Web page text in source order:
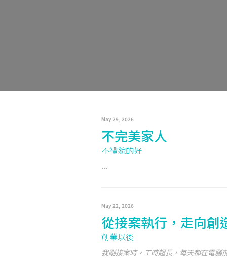
May 29, 2026
不完美家人
不禮貌的好
...
May 22, 2026
從接案執行，走向創
創業以後
我剛接案時，工時超長，每天都在電腦